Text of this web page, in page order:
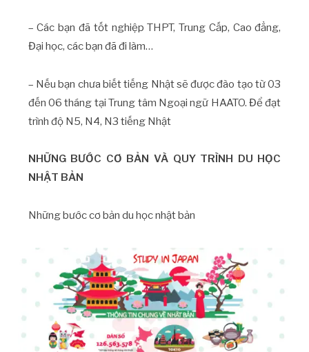
– Các bạn đã tốt nghiệp THPT, Trung Cấp, Cao đẳng,
Đại học, các bạn đã đi làm…
– Nếu bạn chưa biết tiếng Nhật sẽ được đào tạo từ 03
đến 06 tháng tại Trung tâm Ngoại ngữ HAATO. Để đạt
trình độ N5, N4, N3 tiếng Nhật
NHỮNG BƯỚC CƠ BẢN VÀ QUY TRÌNH DU HỌC
NHẬT BẢN
Những bước cơ bản du học nhật bản